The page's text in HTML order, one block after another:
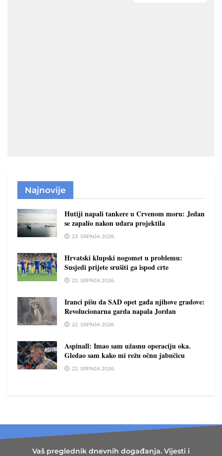
Najnovije
Hutiji napali tankere u Crvenom moru: Jedan
se zapalio nakon udara projektila
23. SRPNJA 2026.
Hrvatski klupski nogomet u problemu:
Susjedi prijete srušiti ga ispod crte
23. SRPNJA 2026.
Iranci pišu da SAD opet gađa njihove gradove:
Revolucionarna garda napala Jordan
22. SRPNJA 2026.
Aspinall: Imao sam užasnu operaciju oka.
Gledao sam kako mi režu očnu jabučicu
22. SRPNJA 2026.
Vaš preglednik dnevnih događanja. Vijesti i